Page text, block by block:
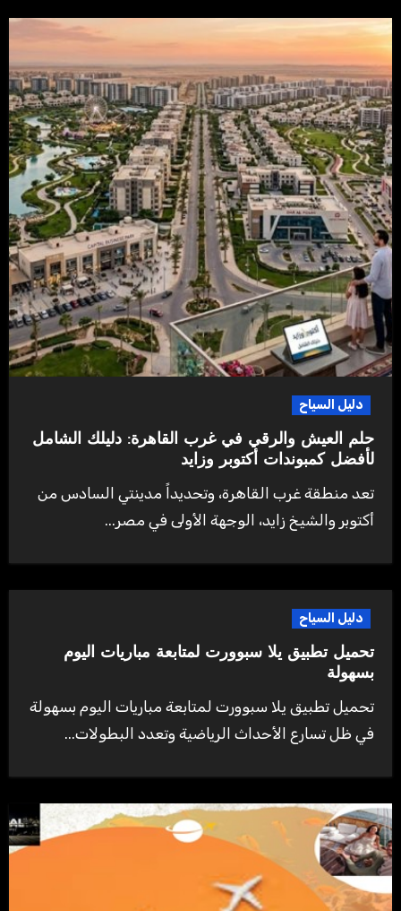
دليل السياح
حلم العيش والرقي في غرب القاهرة: دليلك الشامل
لأفضل كمبوندات أكتوبر وزايد
تعد منطقة غرب القاهرة، وتحديداً مدينتي السادس من
أكتوبر والشيخ زايد، الوجهة الأولى في مصر...
دليل السياح
تحميل تطبيق يلا سبوورت لمتابعة مباريات اليوم
بسهولة
تحميل تطبيق يلا سبوورت لمتابعة مباريات اليوم بسهولة
في ظل تسارع الأحداث الرياضية وتعدد البطولات...